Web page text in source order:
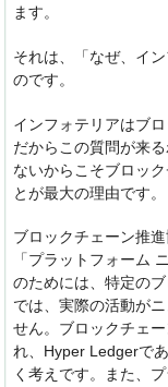
ます。
それは、「なぜ、イ
のです。
インフォテリアはブ
だからこの質問が来
ないからこそブロッ
とが最大の理由です。
ブロックチェーン推
「プラットフォーム
のためには、特定の
では、実際の活動が
せん。ブロックチェ
れ、Hyper Ledgerで
く考えです。また、